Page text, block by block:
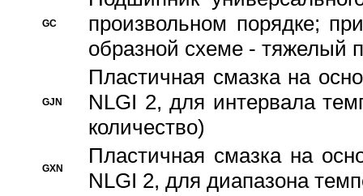
GC
произвольном порядке;
образной схеме - тяжелый
GJN
Пластичная смазка на
NLGI 2, для интервала
количество)
GXN
Пластичная смазка на
NLGI 2, для диапазона